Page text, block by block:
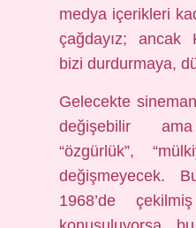
medya içerikleri
çağdayız; ancak
bizi durdurmaya,
Gelecekte
değişebilir
“özgürlük”,
değişmeyecek.
1968’de